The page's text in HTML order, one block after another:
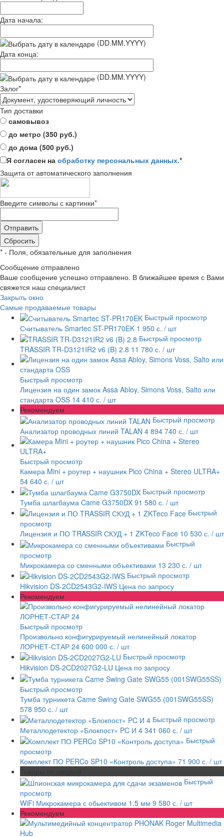
Дата начала:
(DD.MM.YYYY)
Дата конца:
(DD.MM.YYYY)
Залог*
Тип доставки
самовывоз
до метро (350 руб.)
до дома (500 руб.)
Я согласен на обработку персональных данных.*
Защита от автоматического заполнения
Введите символы с картинки*
* - Поля, обязательные для заполнения
Сообщение отправлено
Ваше сообщение успешно отправлено. В ближайшее время с Вами
свяжется наш специалист
Закрыть окно
Самые продаваемые товары
Быстрый просмотр
Считыватель Smartec ST-PR170EK 1 950 с. / шт
Быстрый просмотр
TRASSIR TR-D3121IR2 v6 (B) 2.8 11 780 с. / шт
Быстрый просмотр
Лицензия на один замок Assa Abloy, Simons Voss, Salto или
стандарта OSS 14 410 с. / шт
Рекомендуем
Быстрый просмотр
Анализатор проводных линий TALAN 4 894 740 с. / шт
Быстрый просмотр
Камера Mini + роутер + наушник Pico China + Stereo ULTRA+
54 640 с. / шт
Быстрый просмотр
Тумба шлагбаума Came G3750DX 91 580 с. / шт
Быстрый
просмотр
Лицензия и ПО TRASSIR СКУД + 1 ZKTeco Face 10 530 с. / шт
Быстрый
просмотр
Микрокамера со сменными объективами 13 230 с. / шт
Быстрый просмотр
Hikvision DS-2CD2543G2-IWS Цена по запросу
Рекомендуем
Быстрый просмотр
Произвольно конфигурируемый нелинейный локатор
ЛОРНЕТ-СТАР 24 600 000 с. / шт
Быстрый просмотр
Hikvision DS-2CD2027G2-LU Цена по запросу
Быстрый просмотр
Тумба турникета Came Swing Gate SWG55 (001SWG55SS)
578 950 с. / шт
Быстрый просмотр
Металлодетектор «Блокпост» PC И 4 341 060 с. / шт
Быстрый
просмотр
Комплект ПО PERCo SP10 «Контроль доступа» 71 900 с. / шт
Быстрый
просмотр
WiFi Микрокамера с обьективом 1.5 мм 9 580 с. / шт
Рекомендуем